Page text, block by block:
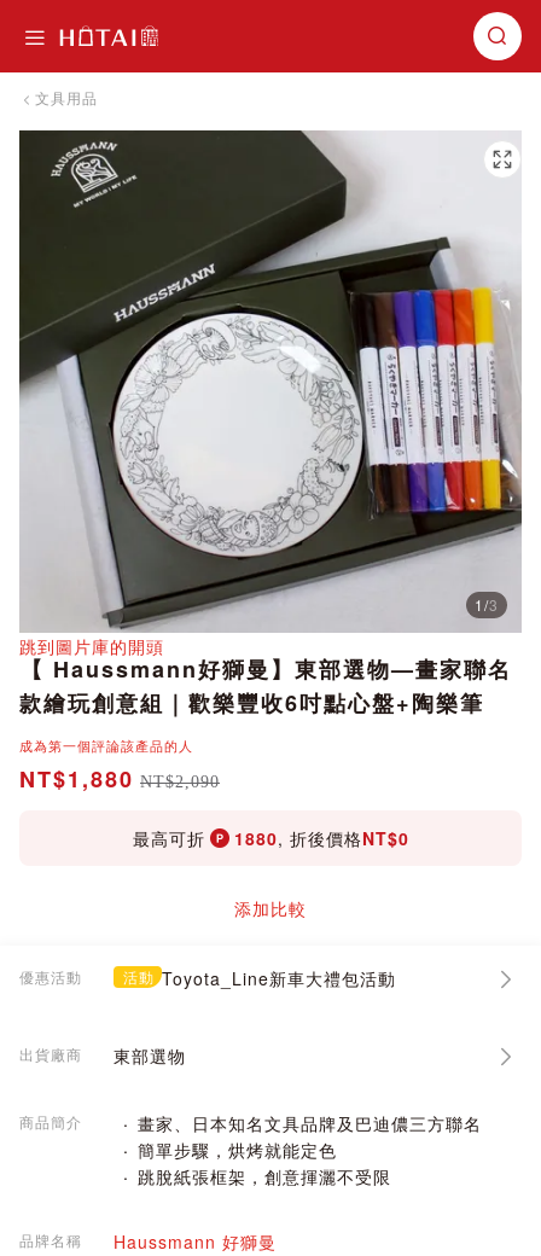
文具用品
跳到圖片庫的末尾
1/3
跳到圖片庫的開頭
分享
【 Haussmann好獅曼】東部選物—畫家聯名
款繪玩創意組｜歡樂豐收6吋點心盤+陶樂筆
成為第一個評論該產品的人
NT$1,880 NT$2,090
最高可折 1880, 折後價格NT$0
添加比較
優惠活動 活動 Toyota_Line新車大禮包活動
出貨廠商 東部選物
商品簡介
畫家、日本知名文具品牌及巴迪儂三方聯名
簡單步驟，烘烤就能定色
跳脫紙張框架，創意揮灑不受限
品牌名稱 Haussmann 好獅曼